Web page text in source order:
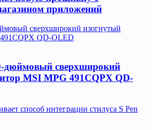
приложений
сверхширокий изогнутый
QD-OLED
дюймовый сверхширокий
MSI MPG 491CQPX QD-
способ интеграции стилуса S Pen